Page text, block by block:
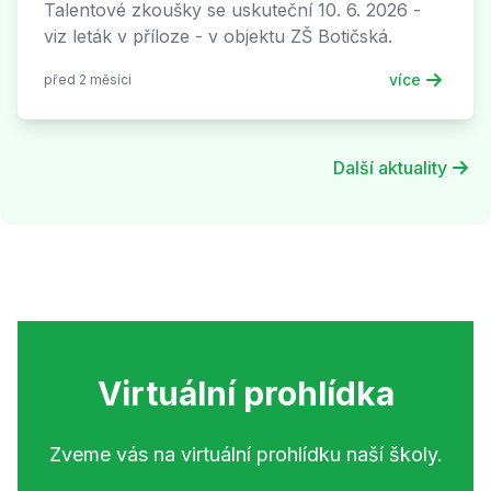
Talentové zkoušky se uskuteční 10. 6. 2026 -
viz leták v příloze - v objektu ZŠ Botičská.
před 2 měsíci více
Další aktuality
Virtuální prohlídka
Zveme vás na virtuální prohlídku naší školy.